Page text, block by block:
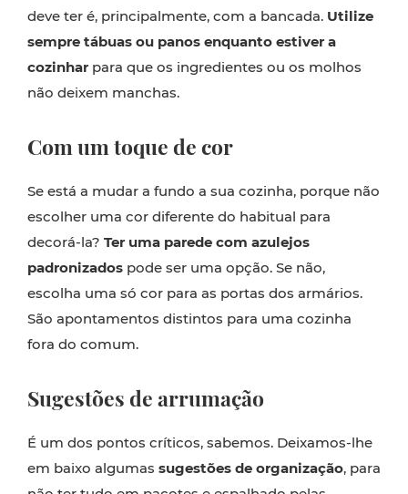
deve ter é, principalmente, com a bancada. Utilize
sempre tábuas ou panos enquanto estiver a
cozinhar para que os ingredientes ou os molhos
não deixem manchas.
Com um toque de cor
Se está a mudar a fundo a sua cozinha, porque não
escolher uma cor diferente do habitual para
decorá-la? Ter uma parede com azulejos
padronizados pode ser uma opção. Se não,
escolha uma só cor para as portas dos armários.
São apontamentos distintos para uma cozinha
fora do comum.
Sugestões de arrumação
É um dos pontos críticos, sabemos. Deixamos-lhe
em baixo algumas sugestões de organização, para